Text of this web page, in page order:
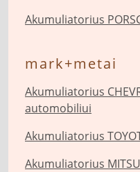
Akumuliatorius
mark+metai
Akumuliatorius
automobiliui
Akumuliatorius
Akumuliatorius